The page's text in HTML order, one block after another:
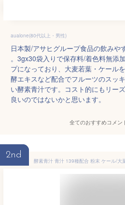
aualone(80代以上・男性)
日本製/アサヒグループ食品の飲みや
。3gx30袋入りで保存料/着色料無添
プになっており、大麦若葉・ケール
酵エキスなど配合でフルーツのスッ
い酵素青汁です。コスト的にもリー
良いのではないかと思います。
全てのおすすめコメン
2nd